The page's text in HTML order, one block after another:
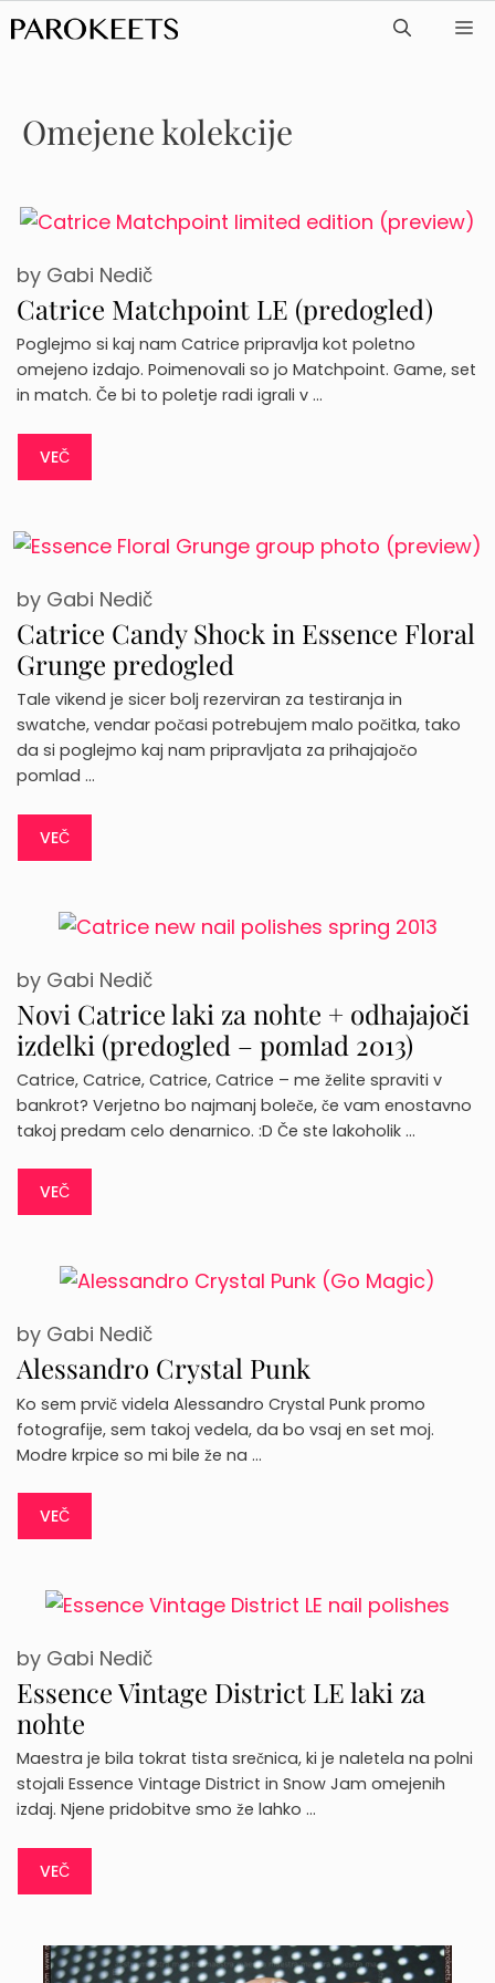
Skip
to
Omejene kolekcije
Catrice Matchpoint LE (predogled)
by Gabi Nedič
Poglejmo si kaj nam Catrice pripravlja kot poletno
omejeno izdajo. Poimenovali so jo Matchpoint. Game, set
in match. Če bi to poletje radi igrali v …
VEČ
Catrice Candy Shock in Essence Floral
Grunge predogled
by Gabi Nedič
Tale vikend je sicer bolj rezerviran za testiranja in
swatche, vendar počasi potrebujem malo počitka, tako
da si poglejmo kaj nam pripravljata za prihajajočo
pomlad …
VEČ
Novi Catrice laki za nohte + odhajajoči
izdelki (predogled – pomlad 2013)
by Gabi Nedič
Catrice, Catrice, Catrice, Catrice – me želite spraviti v
bankrot? Verjetno bo najmanj boleče, če vam enostavno
takoj predam celo denarnico. :D Če ste lakoholik …
VEČ
Alessandro Crystal Punk
by Gabi Nedič
Ko sem prvič videla Alessandro Crystal Punk promo
fotografije, sem takoj vedela, da bo vsaj en set moj.
Modre krpice so mi bile že na …
VEČ
Essence Vintage District LE laki za
nohte
by Gabi Nedič
Maestra je bila tokrat tista srečnica, ki je naletela na polni
stojali Essence Vintage District in Snow Jam omejenih
izdaj. Njene pridobitve smo že lahko …
VEČ